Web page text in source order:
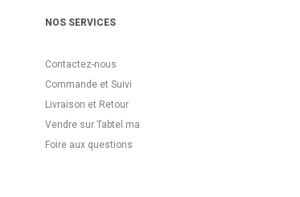
NOS SERVICES
Contactez-nous
Commande et Suivi
Livraison et Retour
Vendre sur Tabtel.ma
Foire aux questions